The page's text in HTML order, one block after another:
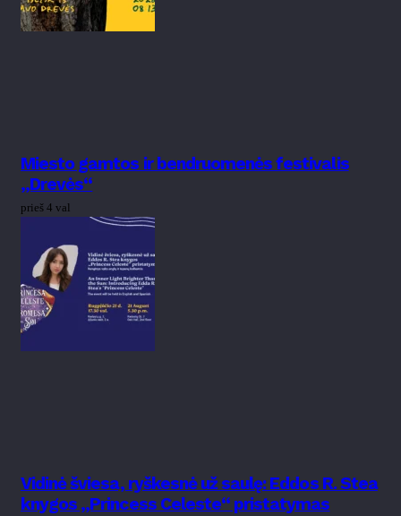
Miesto gamtos ir bendruomenės festivalis
„Drevės“
prieš 4 val
Vidinė šviesa, ryškesnė už saulę: Eddos R. Stea
knygos „Princess Celeste“ pristatymas